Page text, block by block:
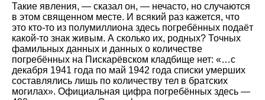
Такие явления, — сказал он, — нечасто, но случаются
в этом священном месте. И всякий раз кажется, что
это кто-то из полумиллиона здесь погребённых подаёт
какой-то знак живым. А сколько их, родных? Точных
фамильных данных и данных о количестве
погребённых на Пискарёвском кладбище нет: «…с
декабря 1941 года по май 1942 года списки умерших
составлялись лишь по количеству тел в братских
могилах». Официальная цифра погребённых здесь —